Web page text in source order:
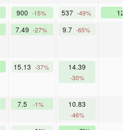
900 -15% 537 -49%
7.49 -27% 9.7 -65%
15.13 -37% 14.39
-30%
7.5 -1% 10.83
-46%